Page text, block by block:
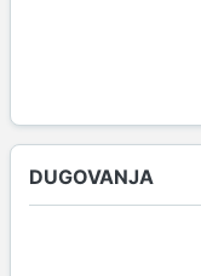
DUGOVANJA